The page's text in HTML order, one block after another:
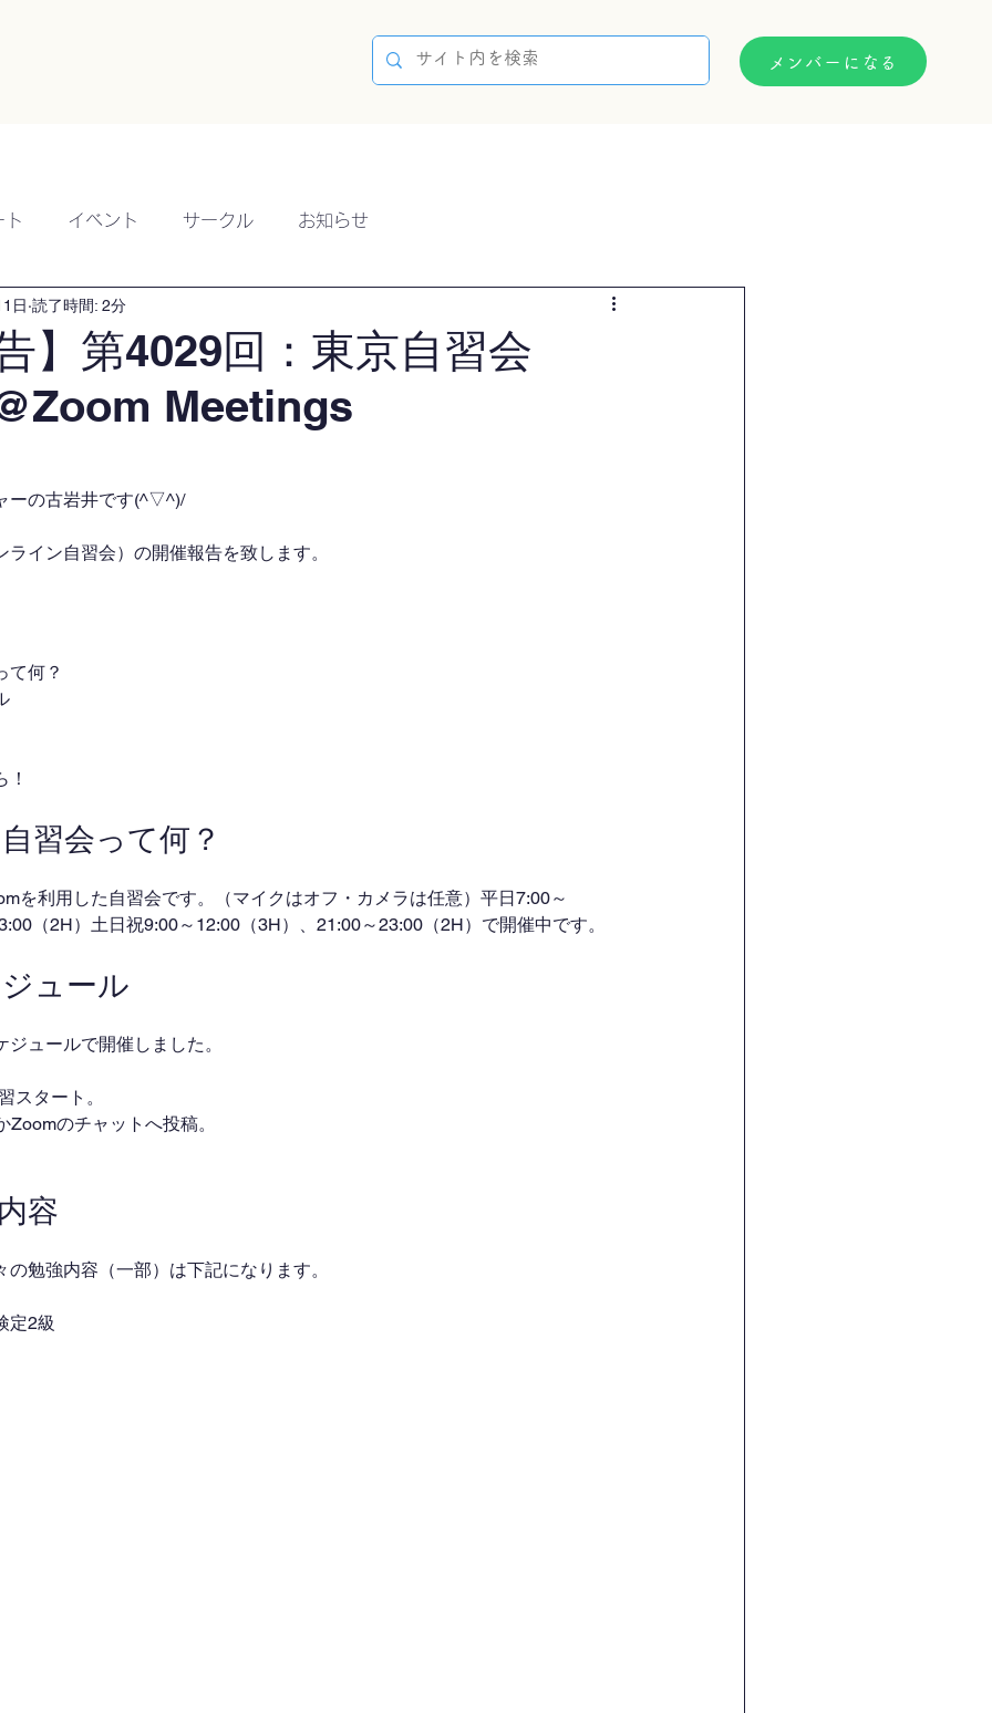
メンバーになる
ト イベント サークル お知らせ
】第4029回：東京自習会
Meetings
日 読了時間: 2分
ーの古岩井です(^▽^)/
イン自習会）の開催報告を致します。
て何？
習会って何？
を利用した自習会です。（マイクはオフ・カメラは任意）平日7:00～
（2H）土日祝9:00～12:00（3H）、21:00～23:00（2H）で開催中です。
ュール
ュールで開催しました。
スタート。
のチャットへ投稿。
容
勉強内容（一部）は下記になります。
定2級